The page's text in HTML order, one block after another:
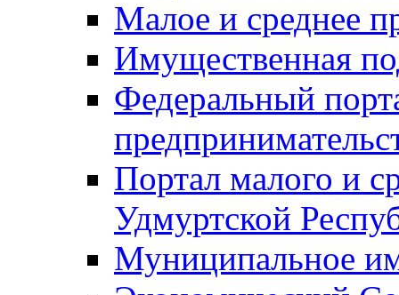
Малое и среднее
Имущественная
Федеральный
Портал малого и
Удмуртской
Муниципальное